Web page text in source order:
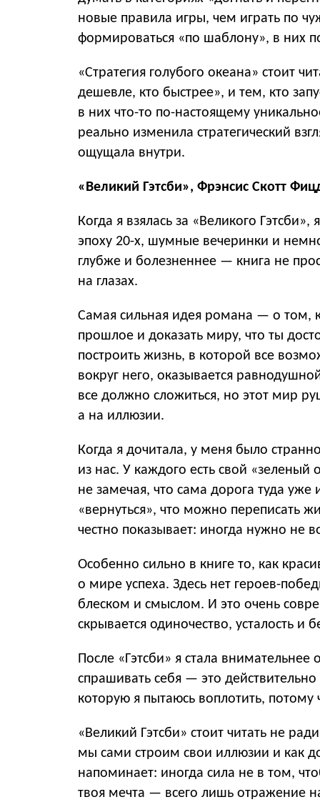
новые правила игры, чем играть по
формироваться «по шаблону», в них
«Стратегия голубого океана» стоит
дешевле, кто быстрее», и тем, кто
в них что-то по-настоящему
реально изменила стратегический
ощущала внутри.
«Великий Гэтсби», Фрэнсис Скотт
Когда я взялась за «Великого
эпоху 20-х, шумные вечеринки и
глубже и болезненнее — книга не
на глазах.
Самая сильная идея романа — о том,
прошлое и доказать миру, что ты
построить жизнь, в которой все
вокруг него, оказывается
все должно сложиться, но этот мир
а на иллюзии.
Когда я дочитала, у меня было
из нас. У каждого есть свой
не замечая, что сама дорога туда
«вернуться», что можно переписать
честно показывает: иногда нужно не
Особенно сильно в книге то, как
о мире успеха. Здесь нет героев-
блеском и смыслом. И это очень
скрывается одиночество, усталость
После «Гэтсби» я стала внимательнее
спрашивать себя — это
которую я пытаюсь воплотить, потому
«Великий Гэтсби» стоит читать не
мы сами строим свои иллюзии и как
напоминает: иногда сила не в том,
твоя мечта — всего лишь отражение